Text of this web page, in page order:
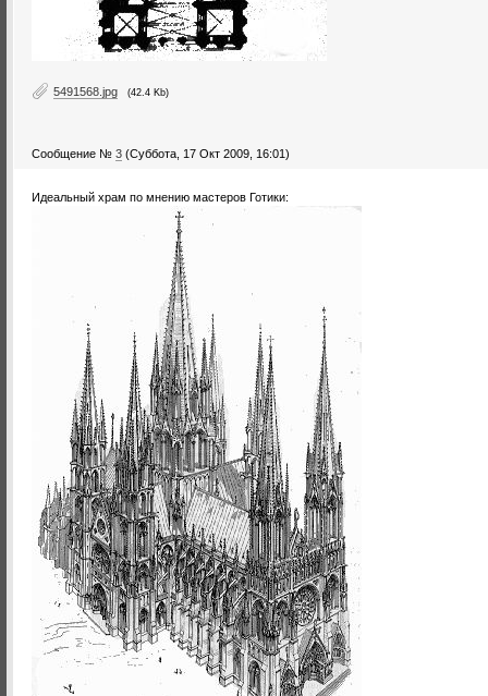
5491568.jpg (42.4 Kb)
Сообщение № 3 (Суббота, 17 Окт 2009, 16:01)
Идеальный храм по мнению мастеров Готики: